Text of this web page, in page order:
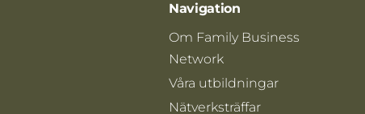
Navigation
Om Family Business
Network
Våra utbildningar
Nätverksträffar